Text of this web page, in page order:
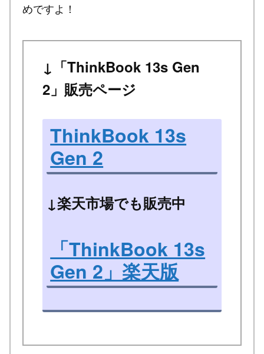
めですよ！
↓「ThinkBook 13s Gen
2」販売ページ
ThinkBook 13s
Gen 2
↓楽天市場でも販売中
「ThinkBook 13s
Gen 2」楽天版